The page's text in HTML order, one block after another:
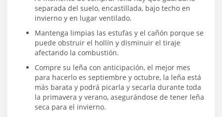
separada del suelo, encastillada, bajo techo en
invierno y en lugar ventilado.
Mantenga limpias las estufas y el cañón porque se
puede obstruir el hollín y disminuir el tiraje
afectando la combustión.
Compre su leña con anticipación, el mejor mes
para hacerlo es septiembre y octubre, la leña está
más barata y podrá picarla y secarla durante toda
la primavera y verano, asegurándose de tener leña
seca para el invierno.